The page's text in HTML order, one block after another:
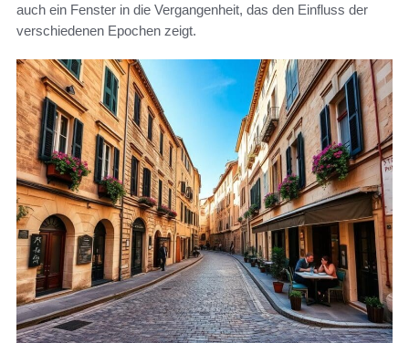
auch ein Fenster in die Vergangenheit, das den Einfluss der
verschiedenen Epochen zeigt.